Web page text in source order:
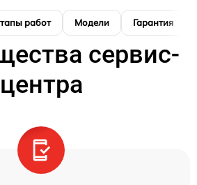
работ Модели Гарантия
сервис-
центра